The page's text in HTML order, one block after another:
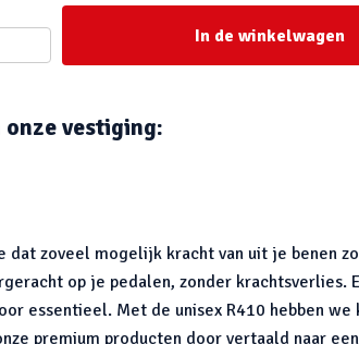
In de winkelwagen
onze vestiging:
dat zoveel mogelijk kracht van uit je benen
op je pedalen, zonder krachtsverlies.
essentieel. Met de unisex R410 hebben we
premium producten door vertaald naar